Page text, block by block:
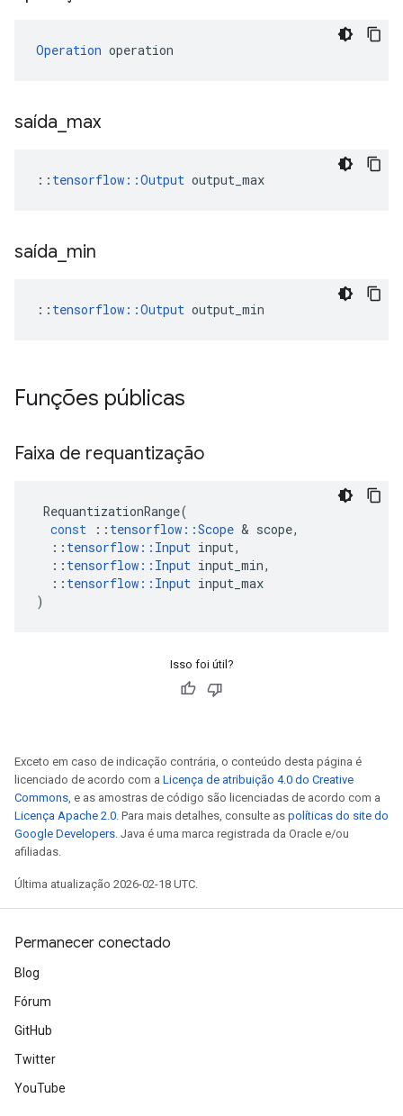
Operation operation
saída max
:: tensorflow::Output output_max
saída min
:: tensorflow::Output output_min
Funções públicas
Faixa de requantização
RequantizationRange(
const
:: tensorflow ::Scope & scope,
:: tensorflow :: Input input,
:: tensorflow :: Input input_min,
:: tensorflow :: Input input_max
)
Isso foi útil?
Exceto em caso de indicação contrária, o conteúdo desta página é
licenciado de acordo com a Licença de atribuição 4.0 do Creative
Commons, e as amostras de código são licenciadas de acordo com a
Licença Apache 2.0. Para mais detalhes, consulte as políticas do site do
Google Developers. Java é uma marca registrada da Oracle e/ou
afiliadas.
Última atualização 2026-02-18 UTC.
Permanecer conectado
Blog
Fórum
GitHub
Twitter
YouTube